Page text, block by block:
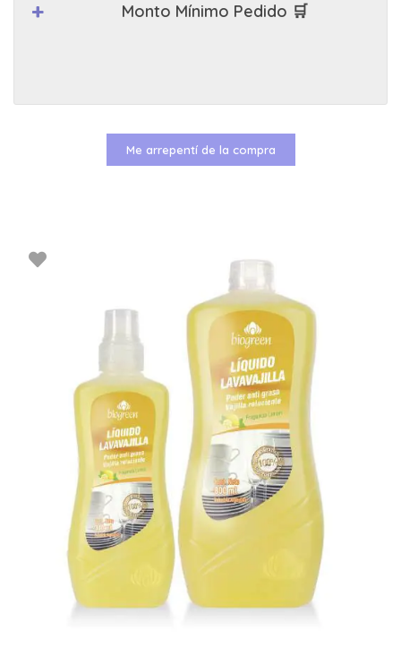
Monto Mínimo Pedido 🛒
Me arrepentí de la compra